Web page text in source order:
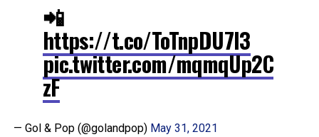
📲
https://t.co/ToTnpDU7l3
pic.twitter.com/mqmqUp2C
zF
— Gol & Pop (@golandpop) May 31, 2021